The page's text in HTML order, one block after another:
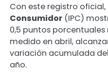
Con este registro oficial,
Consumidor (IPC)
0,5 puntos porcentuales
medido en abril,
variación acumulada del
año.